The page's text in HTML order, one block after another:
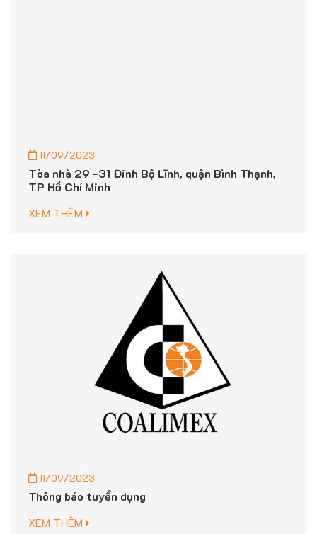
11/09/2023
Tòa nhà 29 -31 Đinh Bộ Lĩnh, quận Bình Thạnh,
TP Hồ Chí Minh
XEM THÊM
11/09/2023
Thông báo tuyển dụng
XEM THÊM